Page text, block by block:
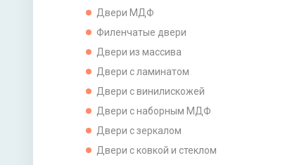
Двери МДФ
Филенчатые двери
Двери из массива
Двери с ламинатом
Двери с винилискожей
Двери с наборным МДФ
Двери с зеркалом
Двери с ковкой и стеклом